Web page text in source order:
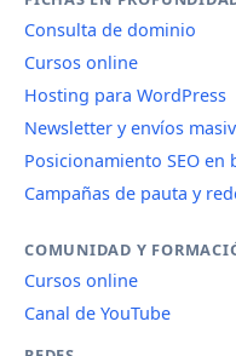
Consulta de dominio
Cursos online
Hosting para WordPress
Newsletter y envíos
Posicionamiento SEO en
Campañas de pauta y
COMUNIDAD Y
Cursos online
Canal de YouTube